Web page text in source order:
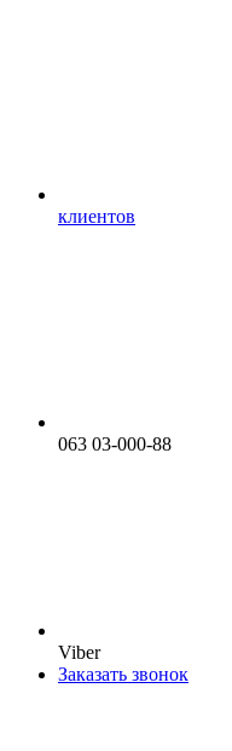
клиентов
063 03-000-88
Viber
Заказать звонок